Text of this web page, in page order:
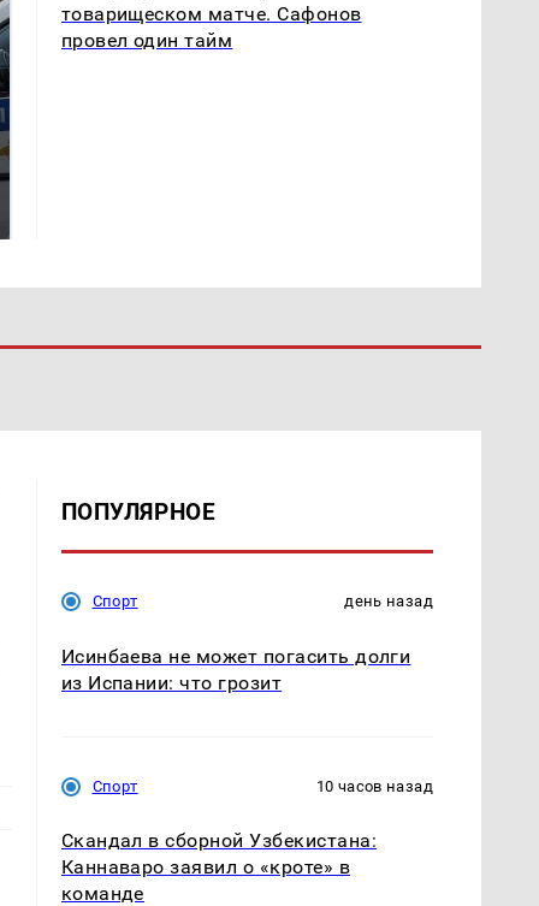
товарищеском матче. Сафонов
провел один тайм
ПОПУЛЯРНОЕ
Спорт день назад
Исинбаева не может погасить долги
из Испании: что грозит
Спорт 10 часов назад
Скандал в сборной Узбекистана:
Каннаваро заявил о «кроте» в
команде